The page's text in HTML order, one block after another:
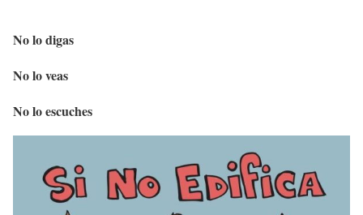
No lo digas
No lo veas
No lo escuches